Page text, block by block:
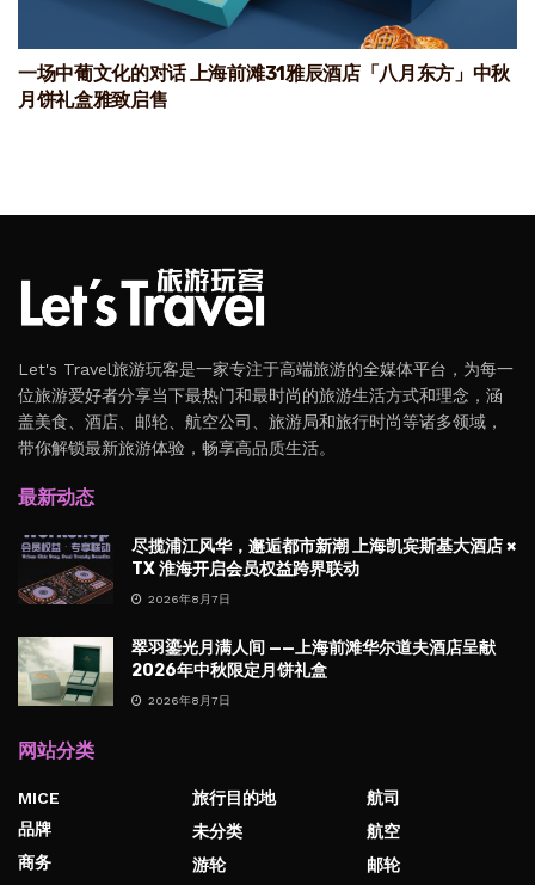
一场中葡文化的对话 上海前滩31雅辰酒店「八月东方」中秋
月饼礼盒雅致启售
Let's Travel旅游玩客是一家专注于高端旅游的全媒体平台，为每一
位旅游爱好者分享当下最热门和最时尚的旅游生活方式和理念，涵
盖美食、酒店、邮轮、航空公司、旅游局和旅行时尚等诸多领域，
带你解锁最新旅游体验，畅享高品质生活。
最新动态
尽揽浦江风华，邂逅都市新潮 上海凯宾斯基大酒店 ×
TX 淮海开启会员权益跨界联动
2026年8月7日
翠羽鎏光月满人间 ——上海前滩华尔道夫酒店呈献
2026年中秋限定月饼礼盒
2026年8月7日
网站分类
MICE
品牌
商务
旅行目的地
未分类
游轮
航司
航空
邮轮